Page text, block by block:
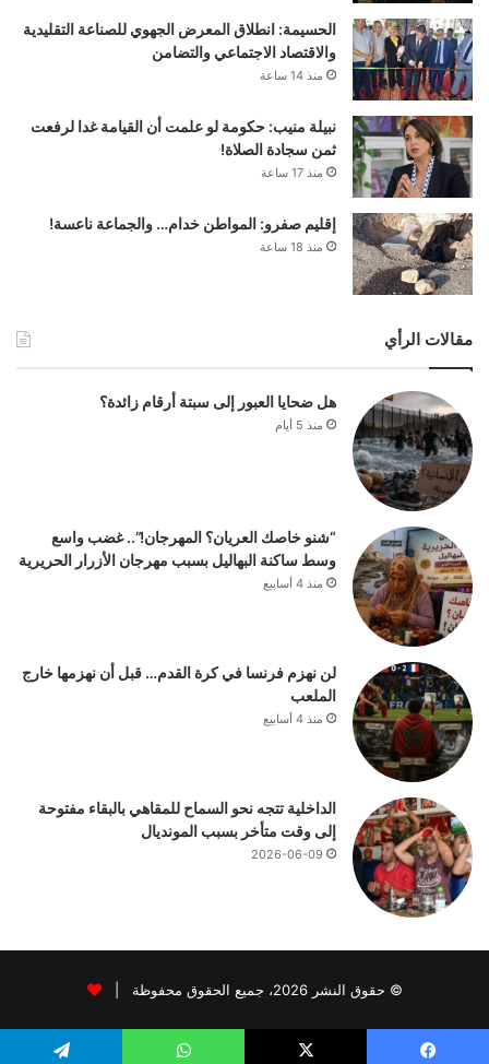
الحسيمة: انطلاق المعرض الجهوي للصناعة التقليدية
والاقتصاد الاجتماعي والتضامن
منذ 14 ساعة
نبيلة منيب: حكومة لو علمت أن القيامة غدا لرفعت
ثمن سجادة الصلاة!
منذ 17 ساعة
إقليم صفرو: المواطن خدام… والجماعة ناعسة!
منذ 18 ساعة
مقالات الرأي
هل ضحايا العبور إلى سبتة أرقام زائدة؟
منذ 5 أيام
“شنو خاصك العريان؟ المهرجان!”.. غضب واسع
وسط ساكنة البهاليل بسبب مهرجان الأزرار الحريرية
منذ 4 أسابيع
لن نهزم فرنسا في كرة القدم… قبل أن نهزمها خارج
الملعب
منذ 4 أسابيع
الداخلية تتجه نحو السماح للمقاهي بالبقاء مفتوحة
إلى وقت متأخر بسبب المونديال
2026-06-09
© حقوق النشر 2026، جميع الحقوق محفوظة |